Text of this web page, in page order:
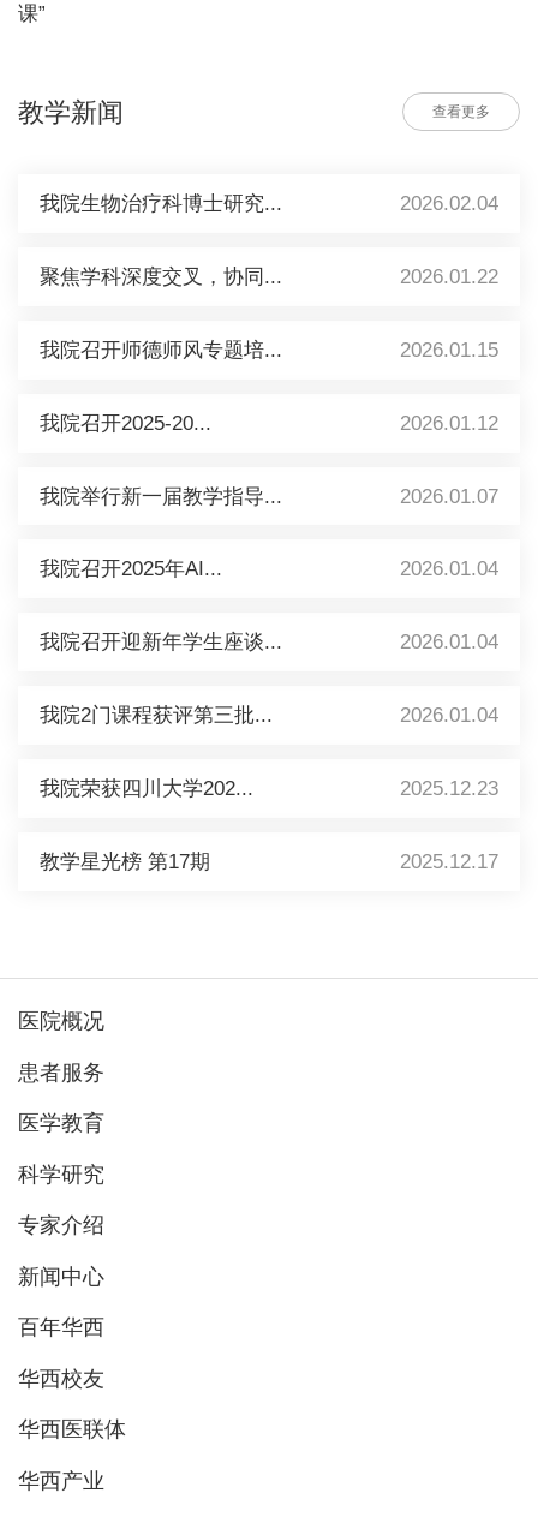
课”
教学新闻 查看更多
我院生物治疗科博士研究... 2026.02.04
聚焦学科深度交叉，协同... 2026.01.22
我院召开师德师风专题培... 2026.01.15
我院召开2025-20... 2026.01.12
我院举行新一届教学指导... 2026.01.07
我院召开2025年AI... 2026.01.04
我院召开迎新年学生座谈... 2026.01.04
我院2门课程获评第三批... 2026.01.04
我院荣获四川大学202... 2025.12.23
教学星光榜 第17期 2025.12.17
医院概况
患者服务
医学教育
科学研究
专家介绍
新闻中心
百年华西
华西校友
华西医联体
华西产业